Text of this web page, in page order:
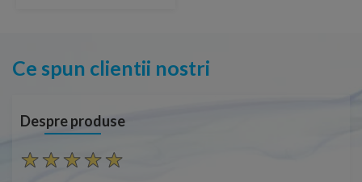
Ce spun clientii nostri
Despre produse